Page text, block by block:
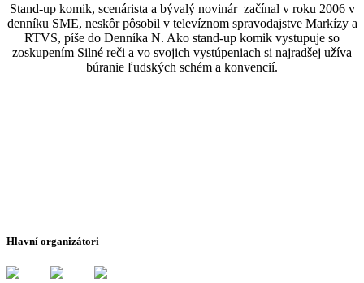
Stand-up komik, scenárista a bývalý novinár začínal v roku 2006 v
denníku SME, neskôr pôsobil v televíznom spravodajstve Markízy a
RTVS, píše do Denníka N. Ako stand-up komik vystupuje so
zoskupením Silné reči a vo svojich vystúpeniach si najradšej užíva
búranie ľudských schém a konvencií.
Hlavní organizátori